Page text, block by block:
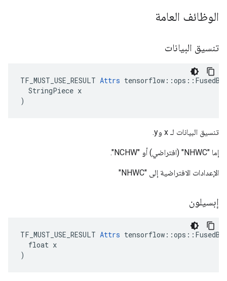
الوظائف العامة
تنسيق البيانات
TF_MUST_USE_RESULT Attrs
  StringPiece x
)
تنسيق البيانات لـ x وy.
إما "NHWC" (افتراضي) أو "NCHW".
الإعدادات الافتراضية إلى "NHWC"
إبسيلون
TF_MUST_USE_RESULT Attrs
  float x
)